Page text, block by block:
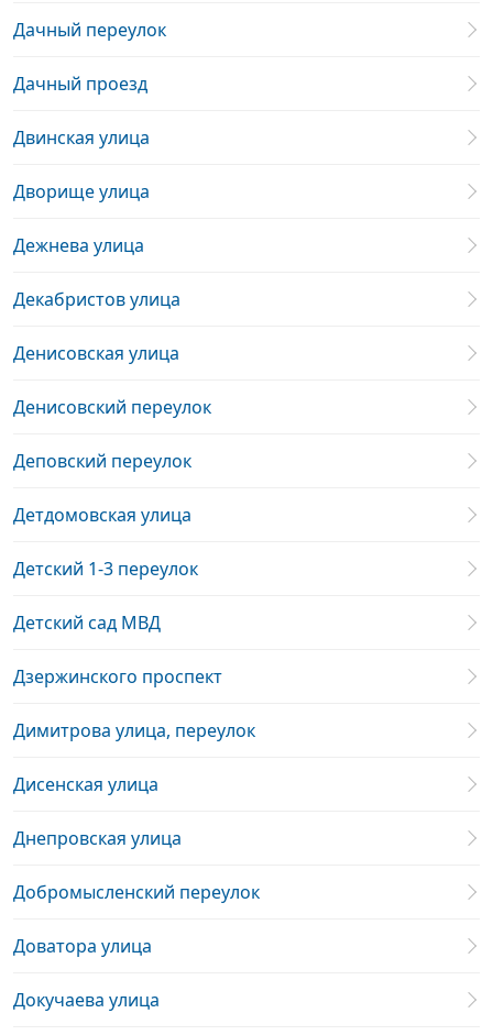
Дачный переулок
Дачный проезд
Двинская улица
Дворище улица
Дежнева улица
Декабристов улица
Денисовская улица
Денисовский переулок
Деповский переулок
Детдомовская улица
Детский 1-3 переулок
Детский сад МВД
Дзержинского проспект
Димитрова улица, переулок
Дисенская улица
Днепровская улица
Добромысленский переулок
Доватора улица
Докучаева улица